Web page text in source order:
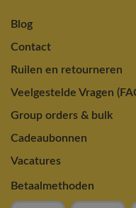
Blog
Contact
Ruilen en retourneren
Veelgestelde Vragen
Group orders & bulk
Cadeaubonnen
Vacatures
Betaalmethoden